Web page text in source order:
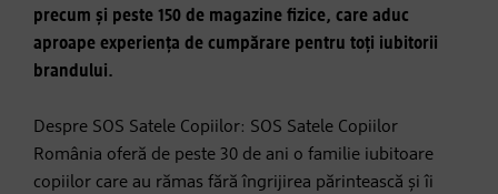
precum și peste 150 de magazine fizice, care aduc
aproape experiența de cumpărare pentru toți iubitorii
brandului.
Despre SOS Satele Copiilor: SOS Satele Copiilor
România oferă de peste 30 de ani o familie iubitoare
copiilor care au rămas fără îngrijirea părintească și îi